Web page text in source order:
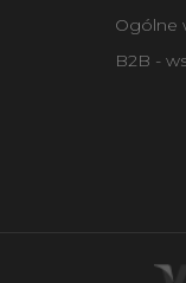
Ogólne
B2B -